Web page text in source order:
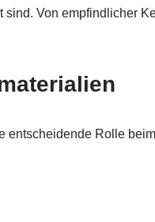
Von empfindlicher
entscheidende Rolle